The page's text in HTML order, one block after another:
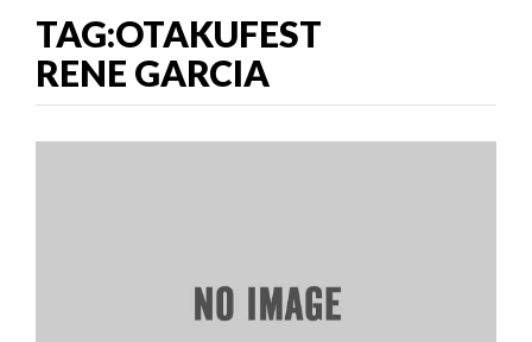
TAG:OTAKUFEST
RENE GARCIA